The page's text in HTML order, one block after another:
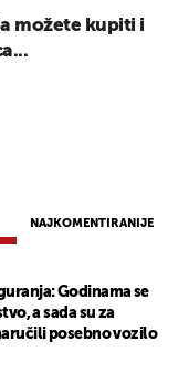
NAJKOMENTIRANIJE
Godinama se
a sada su za
posebno vozilo
možete kupiti i